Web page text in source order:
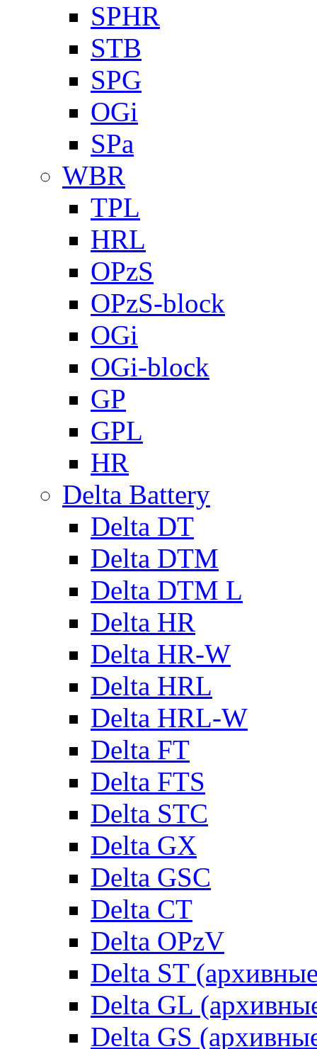
SPHR
STB
SPG
OGi
SPa
WBR
TPL
HRL
OPzS
OPzS-block
OGi
OGi-block
GP
GPL
HR
Delta Battery
Delta DT
Delta DTM
Delta DTM L
Delta HR
Delta HR-W
Delta HRL
Delta HRL-W
Delta FT
Delta FTS
Delta STC
Delta GX
Delta GSC
Delta CT
Delta OPzV
Delta ST
Delta GL
Delta GS